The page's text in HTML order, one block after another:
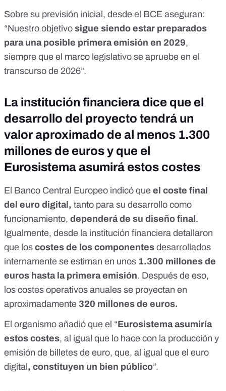
Sobre su previsión inicial, desde el BCE aseguran:
“Nuestro objetivo sigue siendo estar preparados
para una posible primera emisión en 2029,
siempre que el marco legislativo se apruebe en el
transcurso de 2026”.
La institución financiera dice que el
desarrollo del proyecto tendrá un
valor aproximado de al menos 1.300
millones de euros y que el
Eurosistema asumirá estos costes
El Banco Central Europeo indicó que el coste final
del euro digital, tanto para su desarrollo como
funcionamiento, dependerá de su diseño final .
Igualmente, desde la institución financiera detallaron
que los costes de los componentes desarrollados
internamente se estiman en unos 1.300 millones de
euros hasta la primera emisión. Después de eso,
los costes operativos anuales se proyectan en
aproximadamente 320 millones de euros.
El organismo añadió que el “Eurosistema asumiría
estos costes, al igual que lo hace con la producción y
emisión de billetes de euro, que, al igual que el euro
digital , constituyen un bien público”.